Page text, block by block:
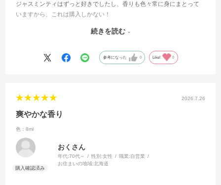
ジャスミンティはずっと好きでしたし、香りも色々常に身にまとって
いますから、これは購入しかない！
まぁ児童相手の仕事をしてますので、そこはふぁっと香るぐらいに、
二種類購入したので、代わり番こにつけています！
どうぞポップアップ、京都に来られる時は、お知らせください🤗
乗りきります🥵
続きを読む
参考になった 0 Like! 0
2026.7.26
爽やかな香り
色：8ml
おくさん
年代:70代～ 性別:女性 職業:自営業
お住まいの地域:北海道